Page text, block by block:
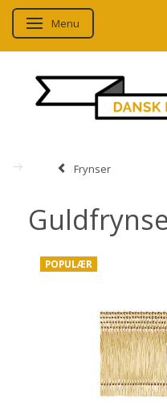
Skifte navigation
Menu
Frynser
POPULÆR